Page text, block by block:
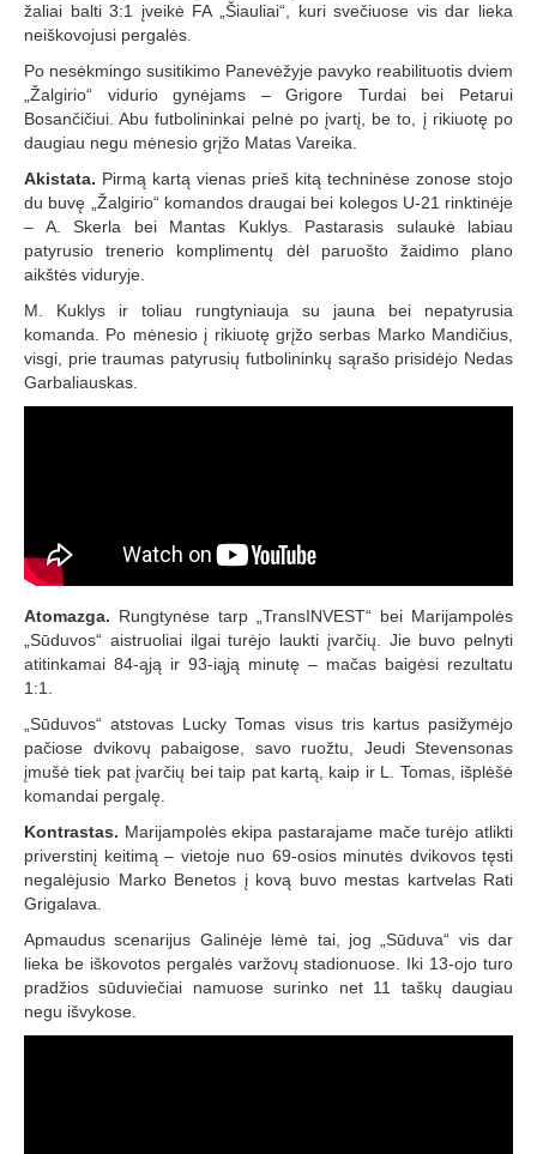
žaliai balti 3:1 įveikė FA „Šiauliai“, kuri svečiuose vis dar lieka
neiškovojusi pergalės.
Po nesėkmingo susitikimo Panevėžyje pavyko reabilituotis dviem
„Žalgirio“ vidurio gynėjams – Grigore Turdai bei Petarui
Bosančičiui. Abu futbolininkai pelnė po įvartį, be to, į rikiuotę po
daugiau negu mėnesio grįžo Matas Vareika.
Akistata. Pirmą kartą vienas prieš kitą techninėse zonose stojo
du buvę „Žalgirio“ komandos draugai bei kolegos U-21 rinktinėje
– A. Skerla bei Mantas Kuklys. Pastarasis sulaukė labiau
patyrusio trenerio komplimentų dėl paruošto žaidimo plano
aikštės viduryje.
M. Kuklys ir toliau rungtyniauja su jauna bei nepatyrusia
komanda. Po mėnesio į rikiuotę grįžo serbas Marko Mandičius,
visgi, prie traumas patyrusių futbolininkų sąrašo prisidėjo Nedas
Garbaliauskas.
Atomazga. Rungtynėse tarp „TransINVEST“ bei Marijampolės
„Sūduvos“ aistruoliai ilgai turėjo laukti įvarčių. Jie buvo pelnyti
atitinkamai 84-ąją ir 93-iąją minutę – mačas baigėsi rezultatu
1:1.
„Sūduvos“ atstovas Lucky Tomas visus tris kartus pasižymėjo
pačiose dvikovų pabaigose, savo ruožtu, Jeudi Stevensonas
įmušė tiek pat įvarčių bei taip pat kartą, kaip ir L. Tomas, išplėšė
komandai pergalę.
Kontrastas. Marijampolės ekipa pastarajame mače turėjo atlikti
priverstinį keitimą – vietoje nuo 69-osios minutės dvikovos tęsti
negalėjusio Marko Benetos į kovą buvo mestas kartvelas Rati
Grigalava.
Apmaudus scenarijus Galinėje lėmė tai, jog „Sūduva“ vis dar
lieka be iškovotos pergalės varžovų stadionuose. Iki 13-ojo turo
pradžios sūduviečiai namuose surinko net 11 taškų daugiau
negu išvykose.